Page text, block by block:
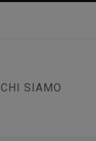
CHI SIAMO